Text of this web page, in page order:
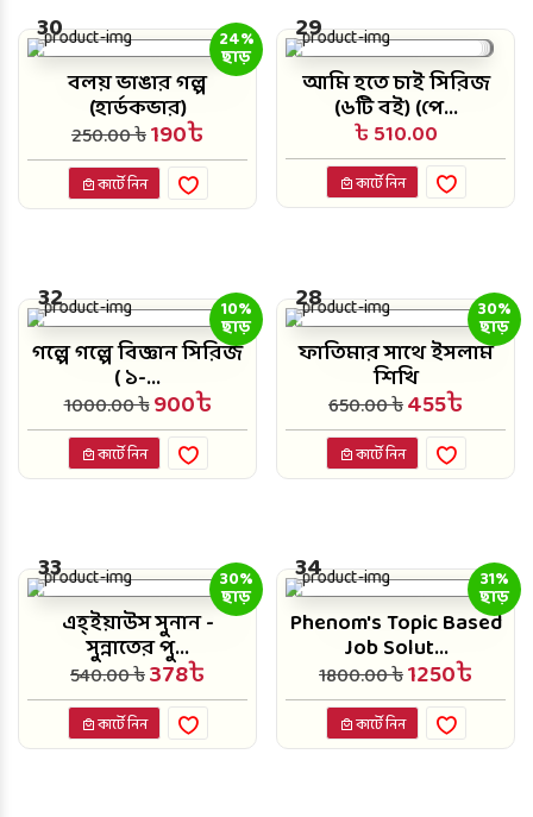
30 24%
ছাড়
বলয় ভাঙার গল্প
(হার্ডকভার)
250.00 ৳190৳
কার্টে নিন
29
আমি হতে চাই সিরিজ
(৬টি বই) (পে...
৳ 510.00
কার্টে নিন
32 10%
ছাড়
গল্পে গল্পে বিজ্ঞান সিরিজ
( ১-...
1000.00 ৳900৳
কার্টে নিন
28 30%
ছাড়
ফাতিমার সাথে ইসলাম
শিখি
650.00 ৳455৳
কার্টে নিন
33 30%
ছাড়
এহ্‌ইয়াউস সুনান -
সুন্নাতের পু...
540.00 ৳378৳
কার্টে নিন
34 31%
ছাড়
Phenom's Topic Based
Job Solut...
1800.00 ৳1250৳
কার্টে নিন